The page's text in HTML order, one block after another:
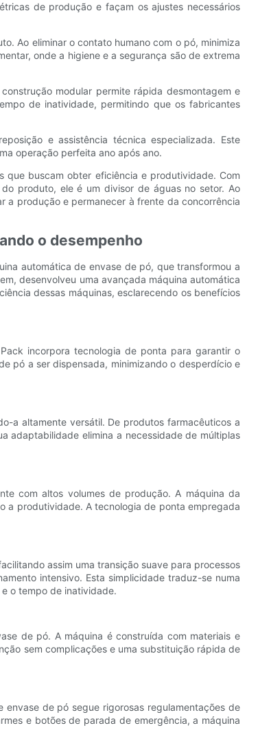
de produção e façam os ajustes necessários
Ao eliminar o contato humano com o pó, minimiza
onde a higiene e a segurança são de extrema
modular permite rápida desmontagem e
de inatividade, permitindo que os fabricantes
e assistência técnica especializada. Este
operação perfeita ano após ano.
que buscam obter eficiência e produtividade. Com
produto, ele é um divisor de águas no setor. Ao
a produção e permanecer à frente da concorrência
o desempenho
automática de envase de pó, que transformou a
desenvolveu uma avançada máquina automática
dessas máquinas, esclarecendo os benefícios
incorpora tecnologia de ponta para garantir o
pó a ser dispensada, minimizando o desperdício e
a altamente versátil. De produtos farmacêuticos a
adaptabilidade elimina a necessidade de múltiplas
com altos volumes de produção. A máquina da
a produtividade. A tecnologia de ponta empregada
assim uma transição suave para processos
intensivo. Esta simplicidade traduz-se numa
o tempo de inatividade.
de pó. A máquina é construída com materiais e
sem complicações e uma substituição rápida de
de pó segue rigorosas regulamentações de
e botões de parada de emergência, a máquina